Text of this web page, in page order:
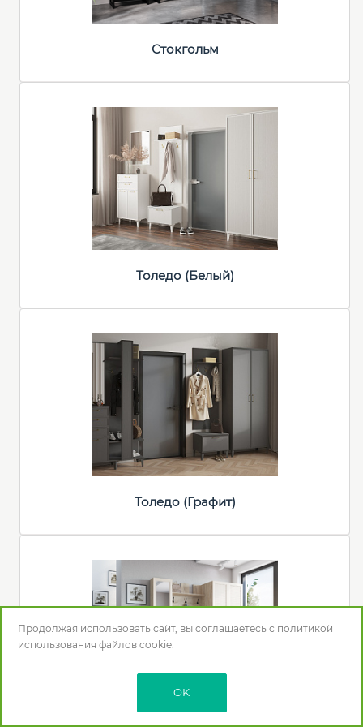
Стокгольм
Толедо (Белый)
Толедо (Графит)
Продолжая использовать сайт, вы соглашаетесь с политикой
использования файлов cookie.
OK